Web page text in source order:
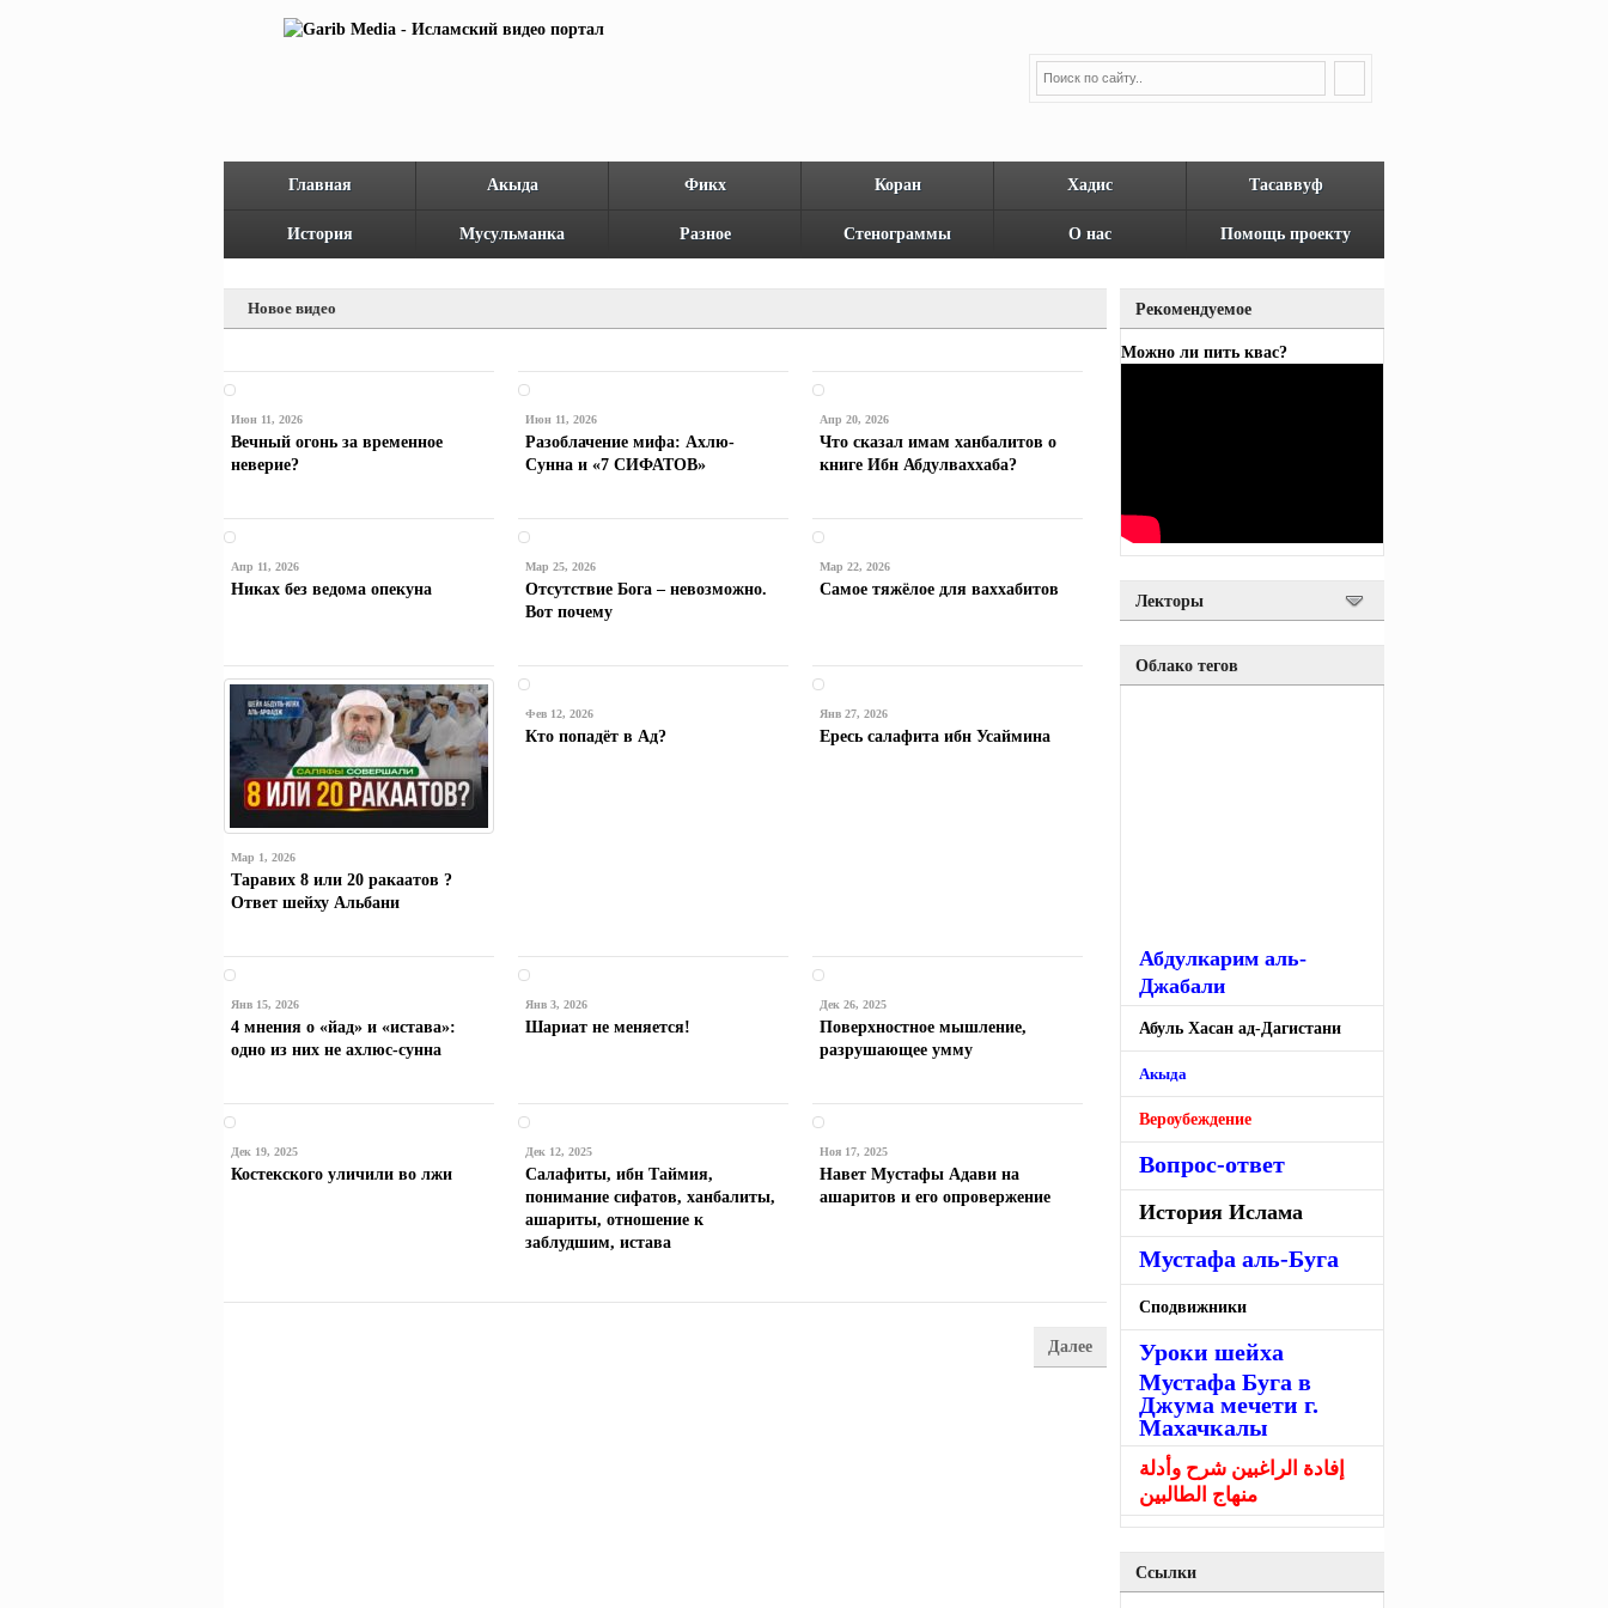
Главная Акыда Фикх Коран Хадис Тасаввуф
История Мусульманка Разное Стенограммы О нас Помощь проекту
Новое видео
Июн 11, 2026
Вечный огонь за временное
неверие?
Июн 11, 2026
Разоблачение мифа: Ахлю-
Сунна и «7 СИФАТОВ»
Апр 20, 2026
Что сказал имам ханбалитов о
книге Ибн Абдулваххаба?
Апр 11, 2026
Никах без ведома опекуна
Мар 25, 2026
Отсутствие Бога – невозможно.
Вот почему
Мар 22, 2026
Самое тяжёлое для ваххабитов
Мар 1, 2026
Таравих 8 или 20 ракаатов ?
Ответ шейху Альбани
Фев 12, 2026
Кто попадёт в Ад?
Янв 27, 2026
Ересь салафита ибн Усаймина
Янв 15, 2026
4 мнения о «йад» и «истава»:
одно из них не ахлюс-сунна
Янв 3, 2026
Шариат не меняется!
Дек 26, 2025
Поверхностное мышление,
разрушающее умму
Дек 19, 2025
Костекского уличили во лжи
Дек 12, 2025
Салафиты, ибн Таймия,
понимание сифатов, ханбалиты,
ашариты, отношение к
заблудшим, истава
Ноя 17, 2025
Навет Мустафы Адави на
ашаритов и его опровержение
Далее
Рекомендуемое
Можно ли пить квас?
Лекторы
Облако тегов
Абдулкарим аль-
Джабали
Абуль Хасан ад-Дагистани
Акыда
Вероубеждение
Вопрос-ответ
История Ислама
Мустафа аль-Буга
Сподвижники
Уроки шейха
Мустафа Буга в
Джума мечети г.
Махачкалы
إفادة الراغبين شرح وأدلة
منهاج الطالبين
Ссылки